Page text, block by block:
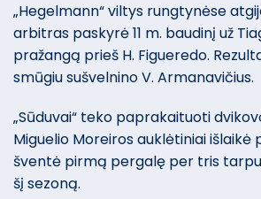
„Hegelmann“ viltys rungtynėse
arbitras paskyrė 11 m. baudinį už
pražangą prieš H. Figueredo.
smūgiu sušvelnino V. Armanavičius.
„Sūduvai“ teko paprakaituoti
Miguelio Moreiros auklėtiniai išlaikė
šventė pirmą pergalę per tris
šį sezoną.